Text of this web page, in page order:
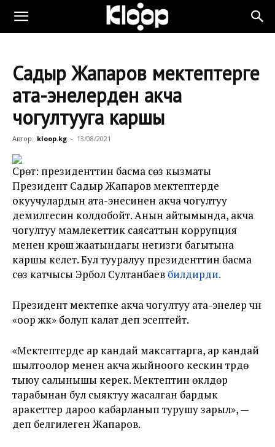
Садыр Жапаров мектептерге
ата-энелерден акча
чогултууга каршы
Автор: kloop.kg - 13/08/2021
Сүрөт: президенттин басма сөз кызматы
Президент Садыр Жапаров мектептерде
окуучулардын ата-энесинен акча чогултуу
демилгесин колдобойт. Анын айтымында, акча
чогултуу мамлекеттик саясаттын коррупция
менен күрөшүү жаатындагы негизги багытына
каршы келет. Бул тууралуу президенттин басма
сөз катчысы Эрбол Султанбаев билдирди.
Президент мектепке акча чогултуу ата-энелер үчүн
«оор жүк» болуп калат деп эсептейт.
«Мектептерде ар кандай максаттарга, ар кандай
шылтоолор менен акча жыйноого кескин түрдө
тыюу салынышы керек. Мектептин өкүлдөрү
тарабынан бул сыяктуу жасалган бардык
аракеттер дароо кабарланып турушу зарыл», —
деп белгилеген Жапаров.